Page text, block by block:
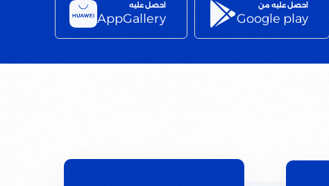
احصل عليه من
Google play
احصل عليه
AppGallery